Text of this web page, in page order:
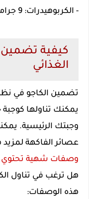
- الكربوهيدرات: 9 جرامات
كيفية
الغذائي
تضمين الكاجو في
يمكنك تناولها كوجبة
وجبتك الرئيسية.
عصائر الفاكهة لمزيد
وصفات شهية تحتوي
هل ترغب في تناول
هذه الوصفات: